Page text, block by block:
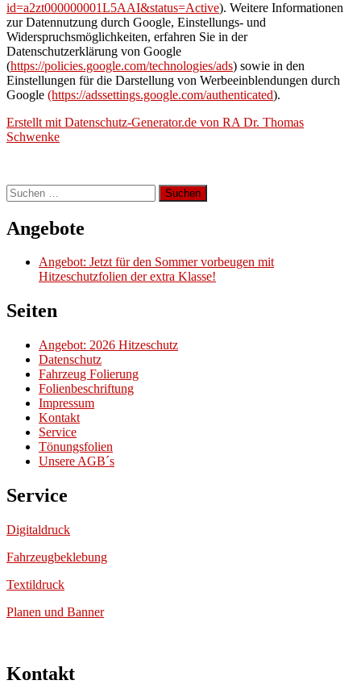
id=a2zt000000001L5AAI&status=Active). Weitere Informationen
zur Datennutzung durch Google, Einstellungs- und
Widerspruchsmöglichkeiten, erfahren Sie in der
Datenschutzerklärung von Google
(https://policies.google.com/technologies/ads) sowie in den
Einstellungen für die Darstellung von Werbeeinblendungen durch
Google (https://adssettings.google.com/authenticated).
Erstellt mit Datenschutz-Generator.de von RA Dr. Thomas
Schwenke
Suchen
nach:
Angebote
Angebot: Jetzt für den Sommer vorbeugen mit
Hitzeschutzfolien der extra Klasse!
Seiten
Angebot: 2026 Hitzeschutz
Datenschutz
Fahrzeug Folierung
Folienbeschriftung
Impressum
Kontakt
Service
Tönungsfolien
Unsere AGB´s
Service
Digitaldruck
Fahrzeugbeklebung
Textildruck
Planen und Banner
Kontakt